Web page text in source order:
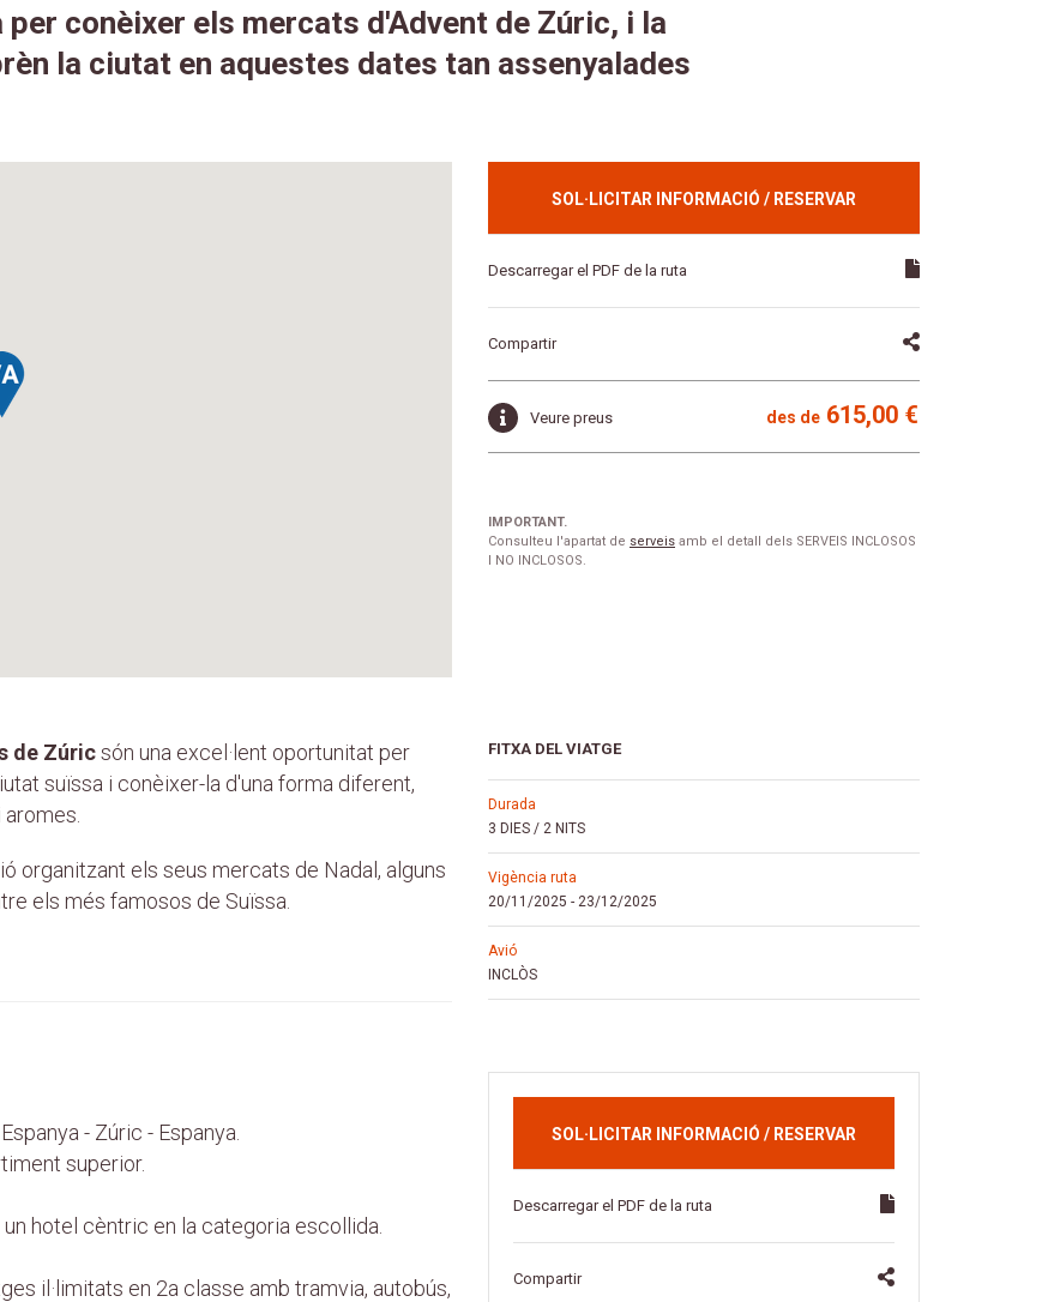
per conèixer els mercats d'Advent de Zúric, i la
la ciutat en aquestes dates tan assenyalades
SOL·LICITAR INFORMACIÓ / RESERVAR
Descarregar el PDF de la ruta
Compartir
Veure preus des de 615,00 €
IMPORTANT.
Consulteu l'apartat de serveis amb el detall dels SERVEIS INCLOSOS
I NO INCLOSOS.
de Zúricsón una excel·lent oportunitat per
suïssa i conèixer-la d'una forma diferent,
organitzant els seus mercats de Nadal, alguns
els més famosos de Suïssa.
- Zúric - Espanya.
superior.
hotel cèntric en la categoria escollida.
il·limitats en 2a classe amb tramvia, autobús,
FITXA DEL VIATGE
durada
3 DIES / 2 NITS
vigència ruta
20/11/2025 - 23/12/2025
avió
INCLÒS
SOL·LICITAR INFORMACIÓ / RESERVAR
Descarregar el PDF de la ruta
Compartir